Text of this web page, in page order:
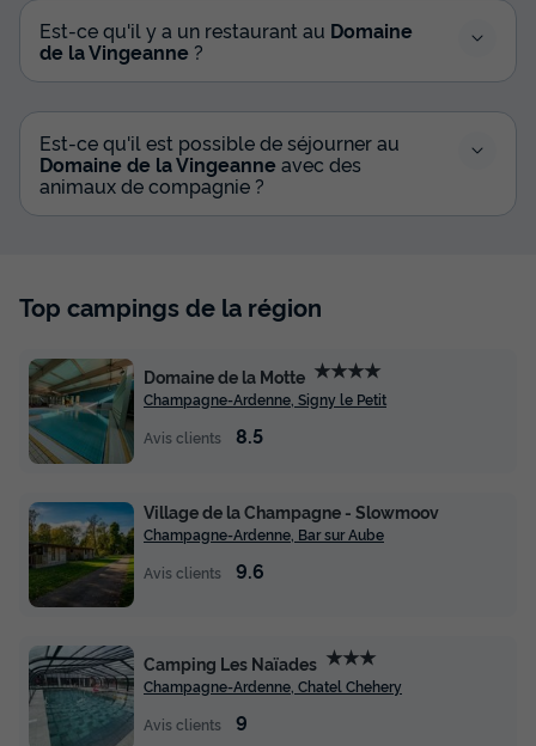
Est-ce qu'il y a un restaurant au Domaine
de la Vingeanne ?
Est-ce qu'il est possible de séjourner au
Domaine de la Vingeanne avec des
animaux de compagnie ?
Top campings de la région
Domaine de la Motte ★★★★
Champagne-Ardenne, Signy le Petit
Avis clients
8.5
Village de la Champagne - Slowmoov
Champagne-Ardenne, Bar sur Aube
Avis clients
9.6
Camping Les Naïades ★★★
Champagne-Ardenne, Chatel Chehery
Avis clients
9